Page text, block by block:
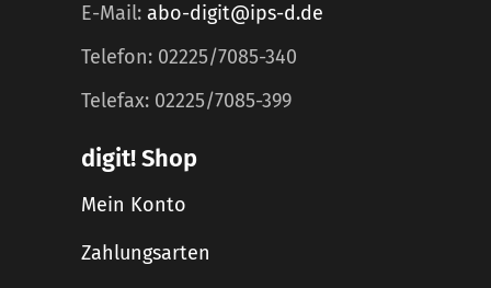
E-Mail: abo-digit@ips-d.de
Telefon: 02225/7085-340
Telefax: 02225/7085-399
digit! Shop
Mein Konto
Zahlungsarten